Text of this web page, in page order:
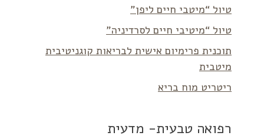
טיול “מיטבי חיים ליפן”
טיול “מיטיבי חיים לסרדיניה”
תוכנית פרימיום אישית לבריאות קוגניטיבית
מיטבית
ריטריט מוח בריא
רפואה טבעית- מדעית